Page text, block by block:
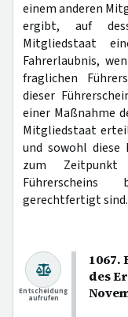
einem anderen
ergibt, auf
Mitgliedstaat
Fahrerlaubnis,
fraglichen
dieser
einer Maßnahme
Mitgliedstaat
und sowohl diese
zum
Führerscheins
gerechtfertigt sind.
1067.
des
Entscheidung
aufrufen